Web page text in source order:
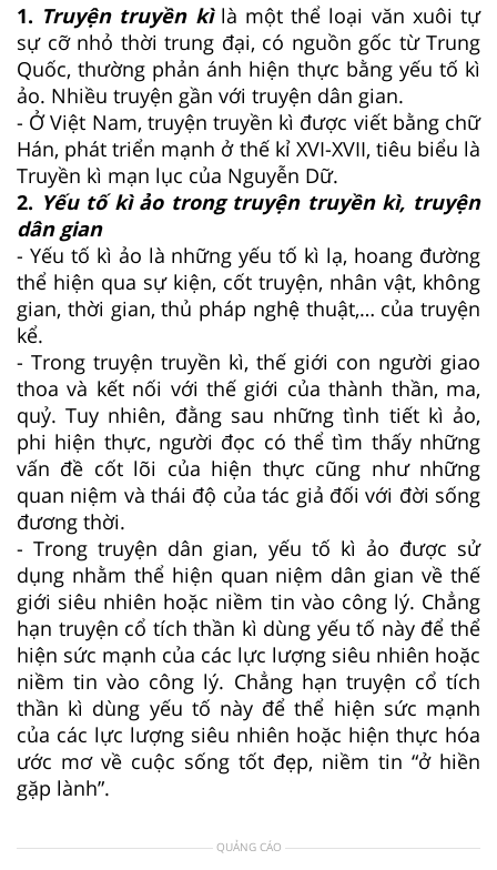
1. Truyện truyền kì là một thể loại văn xuôi tự
sự cỡ nhỏ thời trung đại, có nguồn gốc từ Trung
Quốc, thường phản ánh hiện thực bằng yếu tố kì
ảo. Nhiều truyện gần với truyện dân gian.
- Ở Việt Nam, truyện truyền kì được viết bằng chữ
Hán, phát triển mạnh ở thế kỉ XVI-XVII, tiêu biểu là
Truyền kì mạn lục của Nguyễn Dữ.
2. Yếu tố kì ảo trong truyện truyền kì, truyện
dân gian
- Yếu tố kì ảo là những yếu tố kì lạ, hoang đường
thể hiện qua sự kiện, cốt truyện, nhân vật, không
gian, thời gian, thủ pháp nghệ thuật,… của truyện
kể.
- Trong truyện truyền kì, thế giới con người giao
thoa và kết nối với thế giới của thành thần, ma,
quỷ. Tuy nhiên, đằng sau những tình tiết kì ảo,
phi hiện thực, người đọc có thể tìm thấy những
vấn đề cốt lõi của hiện thực cũng như những
quan niệm và thái độ của tác giả đối với đời sống
đương thời.
- Trong truyện dân gian, yếu tố kì ảo được sử
dụng nhằm thể hiện quan niệm dân gian về thế
giới siêu nhiên hoặc niềm tin vào công lý. Chẳng
hạn truyện cổ tích thần kì dùng yếu tố này để thể
hiện sức mạnh của các lực lượng siêu nhiên hoặc
niềm tin vào công lý. Chẳng hạn truyện cổ tích
thần kì dùng yếu tố này để thể hiện sức mạnh
của các lực lượng siêu nhiên hoặc hiện thực hóa
ước mơ về cuộc sống tốt đẹp, niềm tin “ở hiền
gặp lành”.
QUẢNG CÁO